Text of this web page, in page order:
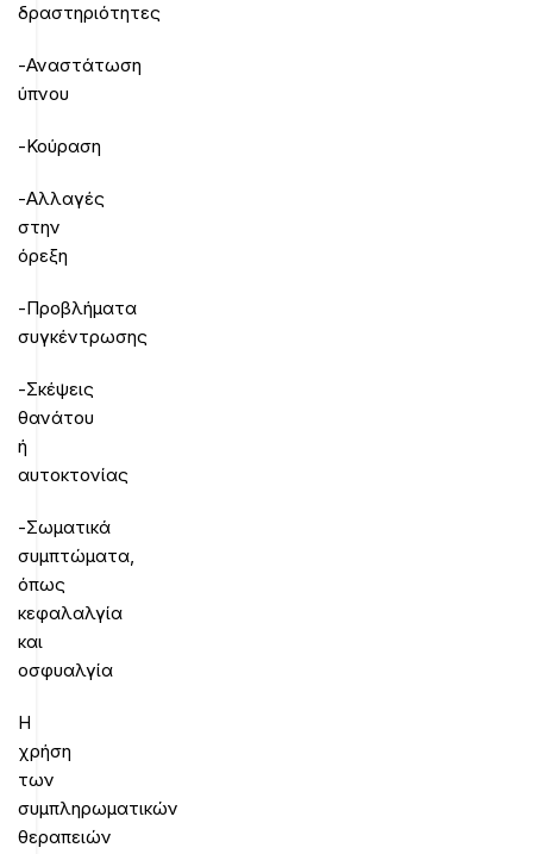
δραστηριότητες
-Αναστάτωση
ύπνου
-Κούραση
-Αλλαγές
στην
όρεξη
-Προβλήματα
συγκέντρωσης
-Σκέψεις
θανάτου
ή
αυτοκτονίας
-Σωματικά
συμπτώματα,
όπως
κεφαλαλγία
και
οσφυαλγία
Η
χρήση
των
συμπληρωματικών
θεραπειών